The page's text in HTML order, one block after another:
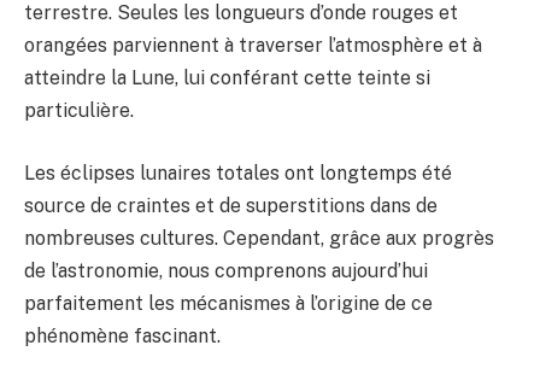
terrestre. Seules les longueurs d’onde rouges et
orangées parviennent à traverser l’atmosphère et à
atteindre la Lune, lui conférant cette teinte si
particulière.
Les éclipses lunaires totales ont longtemps été
source de craintes et de superstitions dans de
nombreuses cultures. Cependant, grâce aux progrès
de l’astronomie, nous comprenons aujourd’hui
parfaitement les mécanismes à l’origine de ce
phénomène fascinant.